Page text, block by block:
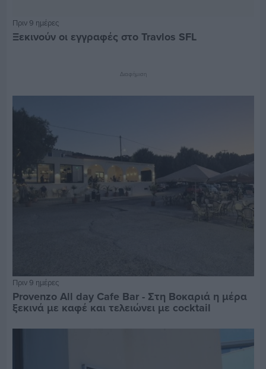
Πριν 9 ημέρες
Ξεκινούν οι εγγραφές στο Travlos SFL
Διαφήμιση
Πριν 9 ημέρες
Provenzo All day Cafe Bar - Στη Βοκαριά η μέρα
ξεκινά με καφέ και τελειώνει με cocktail